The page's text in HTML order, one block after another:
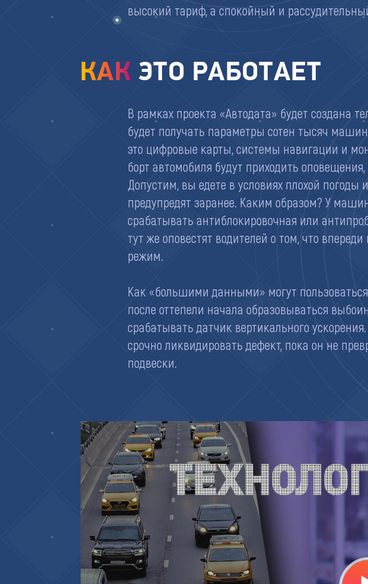
высокий тариф, а спокойный и
КАК ЭТО РАБОТАЕТ
В рамках проекта «Автодата» будет создана
будет получать параметры сотен тысяч
это цифровые карты, системы навигации и
борт автомобиля будут приходить
Допустим, вы едете в условиях плохой
предупредят заранее. Каким образом? У
срабатывать антиблокировочная или
тут же оповестят водителей о том, что
режим.
Как «большими данными» могут
после оттепели начала образовываться
срабатывать датчик вертикального
срочно ликвидировать дефект, пока он не
подвески.